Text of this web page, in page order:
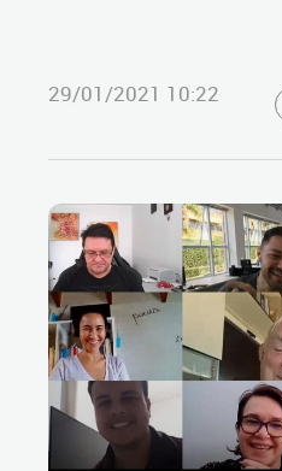
29/01/2021 10:22